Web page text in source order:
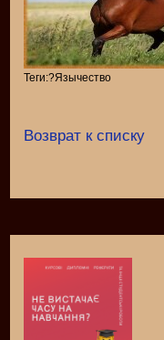
Теги:?Язычество
Возврат к списку